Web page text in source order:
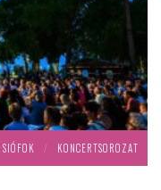
SIÓFOK / KONCERTSOROZAT